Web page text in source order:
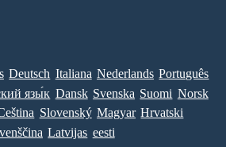
Deutsch Italiana Nederlands Português
язы́к Dansk Svenska Suomi Norsk
Slovenský Magyar Hrvatski
Latvijas eesti